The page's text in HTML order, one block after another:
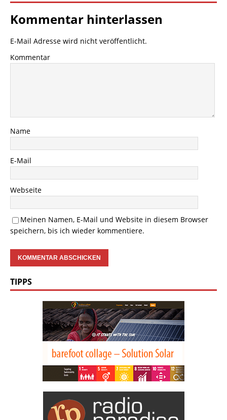
Kommentar hinterlassen
E-Mail Adresse wird nicht veröffentlicht.
Kommentar
Name
E-Mail
Webseite
Meinen Namen, E-Mail und Website in diesem Browser
speichern, bis ich wieder kommentiere.
TIPPS